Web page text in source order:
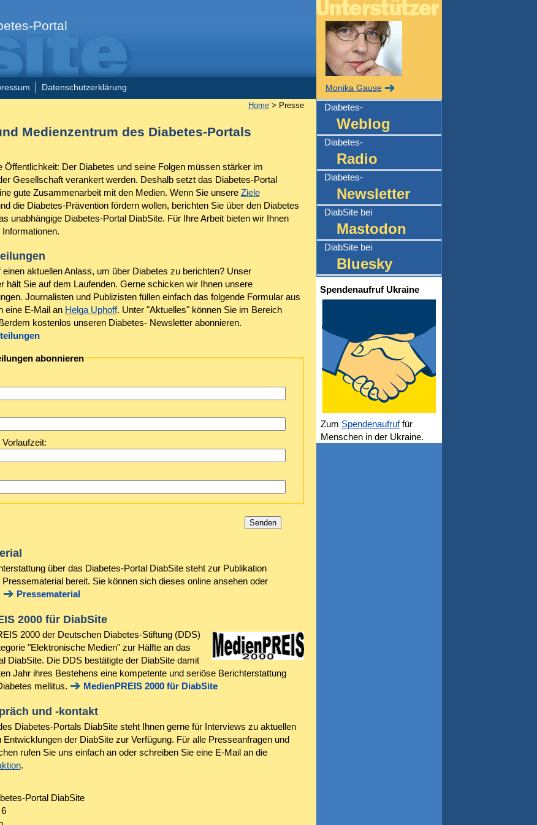
Portal
Datenschutzerklärung
Home> Presse
Medienzentrum des Diabetes-Portals
Öffentlichkeit: Der Diabetes und seine Folgen müssen stärker im
Gesellschaft verankert werden. Deshalb setzt das Diabetes-Portal
gute Zusammenarbeit mit den Medien. Wenn Sie unsere Ziele
die Diabetes-Prävention fördern wollen, berichten Sie über den Diabetes
unabhängige Diabetes-Portal DiabSite. Für Ihre Arbeit bieten wir Ihnen
einen aktuellen Anlass, um über Diabetes zu berichten? Unser
hält Sie auf dem Laufenden. Gerne schicken wir Ihnen unsere
Journalisten und Publizisten füllen einfach das folgende Formular aus
eine E-Mail an Helga Uphoff. Unter "Aktuelles" können Sie im Bereich
kostenlos unseren Diabetes- Newsletter abonnieren.
abonnieren
über das Diabetes-Portal DiabSite steht zur Publikation
bereit. Sie können sich dieses online ansehen oder
Pressematerial
2000 für DiabSite
2000 der Deutschen Diabetes-Stiftung (DDS)
"Elektronische Medien" zur Hälfte an das
DiabSite. Die DDS bestätigte der DiabSite damit
Jahr ihres Bestehens eine kompetente und seriöse Berichterstattung
mellitus.
MedienPREIS 2000 für DiabSite
und -kontakt
Diabetes-Portals DiabSite steht Ihnen gerne für Interviews zu aktuellen
Entwicklungen der DiabSite zur Verfügung. Für alle Presseanfragen und
rufen Sie uns einfach an oder schreiben Sie eine E-Mail an die
.
Portal DiabSite
Monika Gause
Diabetes-
Weblog
Diabetes-
Radio
Diabetes-
Newsletter
DiabSite bei
Mastodon
DiabSite bei
Bluesky
Spendenaufruf Ukraine
Zum Spendenaufruffür
Menschen in der Ukraine.